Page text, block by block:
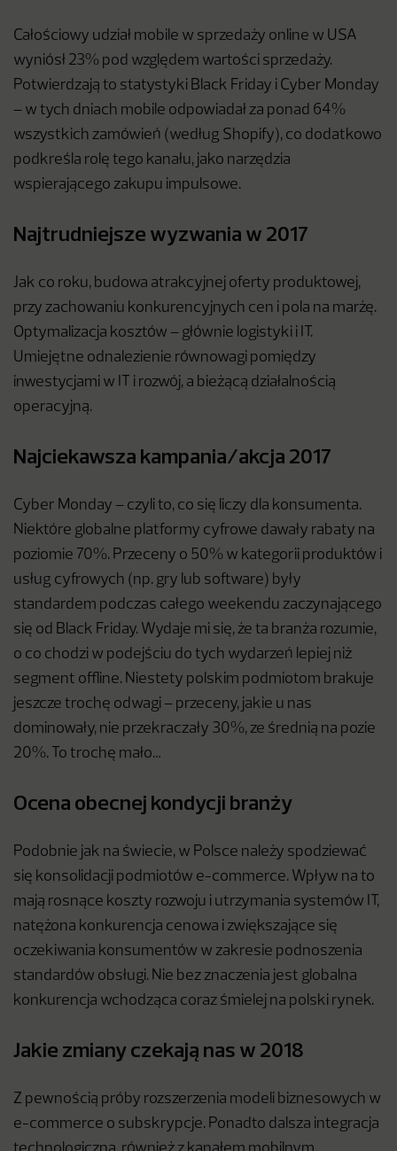
Całościowy udział mobile w sprzedaży online w USA
wyniósł 23% pod względem wartości sprzedaży.
Potwierdzają to statystyki Black Friday i Cyber Monday
– w tych dniach mobile odpowiadał za ponad 64%
wszystkich zamówień (według Shopify), co dodatkowo
podkreśla rolę tego kanału, jako narzędzia
wspierającego zakupu impulsowe.
Najtrudniejsze wyzwania w 2017
Jak co roku, budowa atrakcyjnej oferty produktowej,
przy zachowaniu konkurencyjnych cen i pola na marżę.
Optymalizacja kosztów – głównie logistyki i IT.
Umiejętne odnalezienie równowagi pomiędzy
inwestycjami w IT i rozwój, a bieżącą działalnością
operacyjną.
Najciekawsza kampania/akcja 2017
Cyber Monday – czyli to, co się liczy dla konsumenta.
Niektóre globalne platformy cyfrowe dawały rabaty na
poziomie 70%. Przeceny o 50% w kategorii produktów i
usług cyfrowych (np. gry lub software) były
standardem podczas całego weekendu zaczynającego
się od Black Friday. Wydaje mi się, że ta branża rozumie,
o co chodzi w podejściu do tych wydarzeń lepiej niż
segment offline. Niestety polskim podmiotom brakuje
jeszcze trochę odwagi – przeceny, jakie u nas
dominowały, nie przekraczały 30%, ze średnią na pozie
20%. To trochę mało…
Ocena obecnej kondycji branży
Podobnie jak na świecie, w Polsce należy spodziewać
się konsolidacji podmiotów e-commerce. Wpływ na to
mają rosnące koszty rozwoju i utrzymania systemów IT,
natężona konkurencja cenowa i zwiększające się
oczekiwania konsumentów w zakresie podnoszenia
standardów obsługi. Nie bez znaczenia jest globalna
konkurencja wchodząca coraz śmielej na polski rynek.
Jakie zmiany czekają nas w 2018
Z pewnością próby rozszerzenia modeli biznesowych w
e-commerce o subskrypcje. Ponadto dalsza integracja